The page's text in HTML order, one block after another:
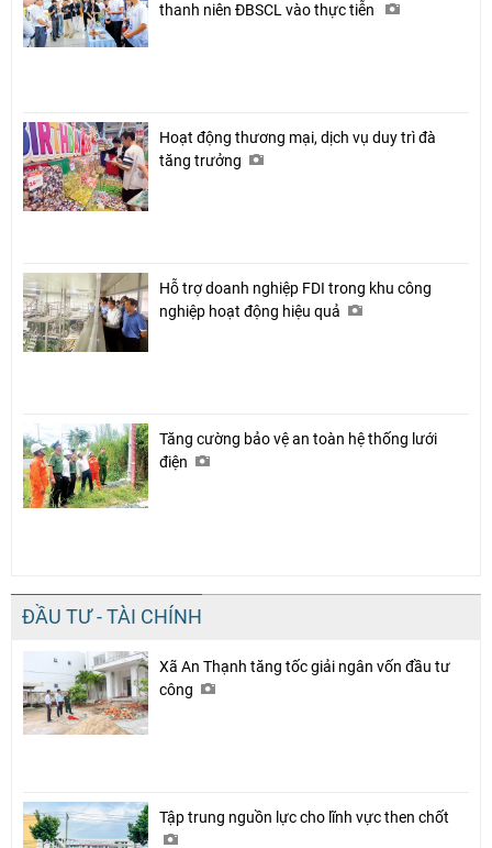
thanh niên ĐBSCL vào thực tiễn
Hoạt động thương mại, dịch vụ duy trì đà
tăng trưởng
Hỗ trợ doanh nghiệp FDI trong khu công
nghiệp hoạt động hiệu quả
Tăng cường bảo vệ an toàn hệ thống lưới
điện
ĐẦU TƯ - TÀI CHÍNH
Xã An Thạnh tăng tốc giải ngân vốn đầu tư
công
Tập trung nguồn lực cho lĩnh vực then chốt